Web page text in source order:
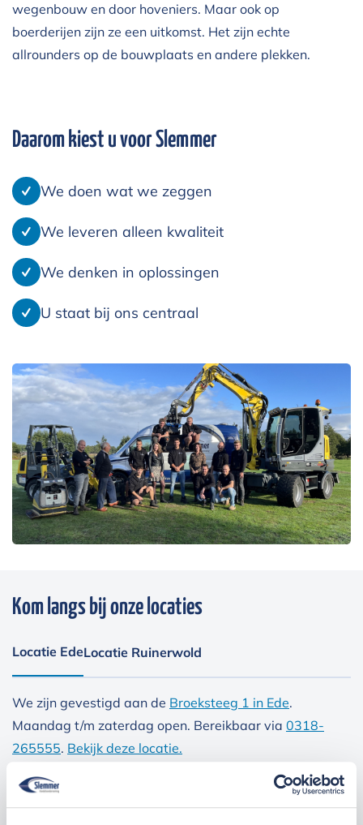
wegenbouw en door hoveniers. Maar ook op
boerderijen zijn ze een uitkomst. Het zijn echte
allrounders op de bouwplaats en andere plekken.
Daarom kiest u voor Slemmer
We doen wat we zeggen
We leveren alleen kwaliteit
We denken in oplossingen
U staat bij ons centraal
Kom langs bij onze locaties
Locatie EdeLocatie Ruinerwold
We zijn gevestigd aan de Broeksteeg 1 in Ede.
Maandag t/m zaterdag open. Bereikbaar via 0318-
265555. Bekijk deze locatie.
07:00 tot 17:30 uur Maandag t/m vrijdag